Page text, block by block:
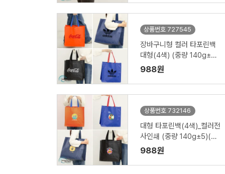
상품번호 727545
장바구니형 컬러 타포린백
대형(4색) (중량 140g±5)
(400x250x400mm)
988원
상품번호 732146
대형 타포린백(4색)_컬러전
사인쇄 (중량 140g±5)(40
0x250x400mm)
988원